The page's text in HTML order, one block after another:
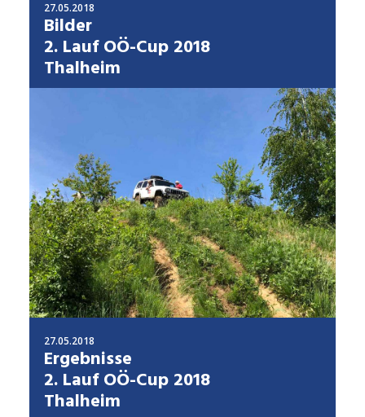
27.05.2018
Bilder
2. Lauf OÖ-Cup 2018
Thalheim
27.05.2018
Ergebnisse
2. Lauf OÖ-Cup 2018
Thalheim